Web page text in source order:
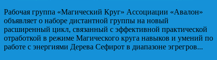
Рабочая группа «Магический Круг» Ассоциации «Авалон»
объявляет о наборе дистантной группы на новый
расширенный цикл, связанный с эффективной практической
отработкой в режиме Магического круга навыков и умений по
работе с энергиями Дерева Сефирот в диапазоне эгрегров...